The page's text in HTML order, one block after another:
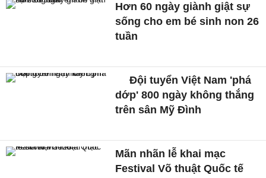
Hơn 60 ngày giành giật sự
sống cho em bé sinh non 26
tuần
Đội tuyển Việt Nam 'phá
dớp' 800 ngày không thắng
trên sân Mỹ Đình
Mãn nhãn lễ khai mạc
Festival Võ thuật Quốc tế